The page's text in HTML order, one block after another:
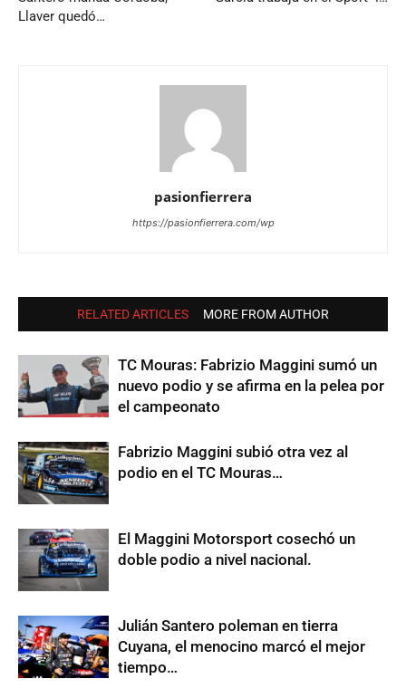
Llaver quedó…
pasionfierrera
https://pasionfierrera.com/wp
RELATED ARTICLES MORE FROM AUTHOR
TC Mouras: Fabrizio Maggini sumó un
nuevo podio y se afirma en la pelea por
el campeonato
Fabrizio Maggini subió otra vez al
podio en el TC Mouras…
El Maggini Motorsport cosechó un
doble podio a nivel nacional.
Julián Santero poleman en tierra
Cuyana, el menocino marcó el mejor
tiempo…